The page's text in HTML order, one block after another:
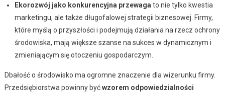
Ekorozwój jako konkurencyjna przewaga to nie tylko kwestia
marketingu, ale także długofalowej strategii biznesowej. Firmy,
które myślą o przyszłości i podejmują działania na rzecz ochrony
środowiska, mają większe szanse na sukces w dynamicznym i
zmieniającym się otoczeniu gospodarczym.
Dbałość o środowisko ma ogromne znaczenie dla wizerunku firmy.
Przedsiębiorstwa powinny byćwzorem odpowiedzialności